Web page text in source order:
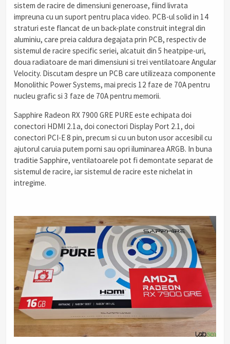
sistem de racire de dimensiuni generoase, fiind livrata
impreuna cu un suport pentru placa video. PCB-ul solid in 14
straturi este flancat de un back-plate construit integral din
aluminiu, care preia caldura degajata prin PCB, respectiv de
sistemul de racire specific seriei, alcatuit din 5 heatpipe-uri,
doua radiatoare de mari dimensiuni si trei ventilatoare Angular
Velocity. Discutam despre un PCB care utilizeaza componente
Monolithic Power Systems, mai precis 12 faze de 70A pentru
nucleu grafic si 3 faze de 70A pentru memorii.
Sapphire Radeon RX 7900 GRE PURE este echipata doi
conectori HDMI 2.1a, doi conectori Display Port 2.1, doi
conectori PCI-E 8 pin, precum si cu un buton usor accesibil cu
ajutorul caruia putem porni sau opri iluminarea ARGB. In buna
traditie Sapphire, ventilatoarele pot fi demontate separat de
sistemul de racire, iar sistemul de racire este nichelat in
intregime.